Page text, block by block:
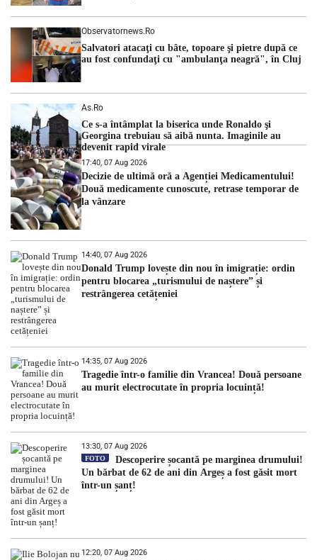
Observatornews.ro
Salvatori atacaţi cu bâte, topoare şi pietre după ce
au fost confundaţi cu "ambulanţa neagră", în Cluj
As.ro
Ce s-a întâmplat la biserica unde Ronaldo şi
Georgina trebuiau să aibă nunta. Imaginile au
devenit rapid virale
17:40, 07 Aug 2026
Decizie de ultimă oră a Agenției Medicamentului!
Două medicamente cunoscute, retrase temporar de
la vânzare
14:40, 07 Aug 2026
Donald Trump lovește din nou în imigrație: ordin
pentru blocarea „turismului de naștere” și
restrângerea cetățeniei
14:35, 07 Aug 2026
Tragedie într-o familie din Vrancea! Două persoane
au murit electrocutate în propria locuință!
13:30, 07 Aug 2026
FOTO
Descoperire șocantă pe marginea drumului!
Un bărbat de 62 de ani din Argeș a fost găsit mort
într-un șanț!
12:20, 07 Aug 2026